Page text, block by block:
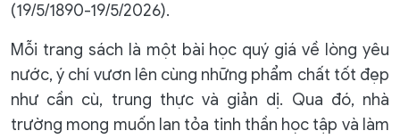
(19/5/1890-19/5/2026).
Mỗi trang sách là một bài học quý giá về lòng yêu
nước, ý chí vươn lên cùng những phẩm chất tốt đẹp
như cần cù, trung thực và giản dị. Qua đó, nhà
trường mong muốn lan tỏa tinh thần học tập và làm